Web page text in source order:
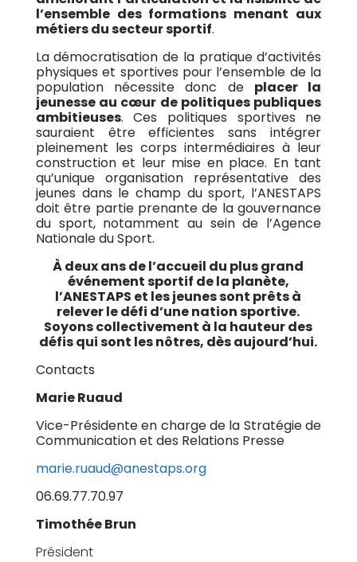
l’ensemble des formations menant aux
métiers du secteur sportif.
La démocratisation de la pratique d’activités
physiques et sportives pour l’ensemble de la
population nécessite donc de placer la
jeunesse au cœur de politiques publiques
ambitieuses. Ces politiques sportives ne
sauraient être efficientes sans intégrer
pleinement les corps intermédiaires à leur
construction et leur mise en place. En tant
qu’unique organisation représentative des
jeunes dans le champ du sport, l’ANESTAPS
doit être partie prenante de la gouvernance
du sport, notamment au sein de l’Agence
Nationale du Sport.
À deux ans de l’accueil du plus grand
événement sportif de la planète,
l’ANESTAPS et les jeunes sont prêts à
relever le défi d’une nation sportive.
Soyons collectivement à la hauteur des
défis qui sont les nôtres, dès aujourd’hui.
Contacts
Marie Ruaud
Vice-Présidente en charge de la Stratégie de
Communication et des Relations Presse
marie.ruaud@anestaps.org
06.69.77.70.97
Timothée Brun
Président